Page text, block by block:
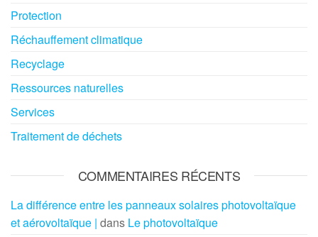
Protection
Réchauffement climatique
Recyclage
Ressources naturelles
Services
Traitement de déchets
COMMENTAIRES RÉCENTS
La différence entre les panneaux solaires photovoltaïque
et aérovoltaïque | dans Le photovoltaïque